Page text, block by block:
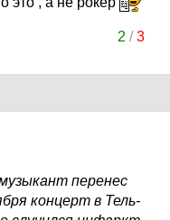
2 /3
перенес
концерт в Тель-